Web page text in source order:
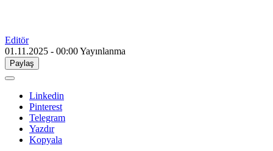
Editör
01.11.2025 - 00:00Yayınlanma
Paylaş
Linkedin
Pinterest
Telegram
Yazdır
Kopyala